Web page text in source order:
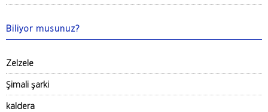
Biliyor musunuz?
Zelzele
Şimali şarki
kaldera